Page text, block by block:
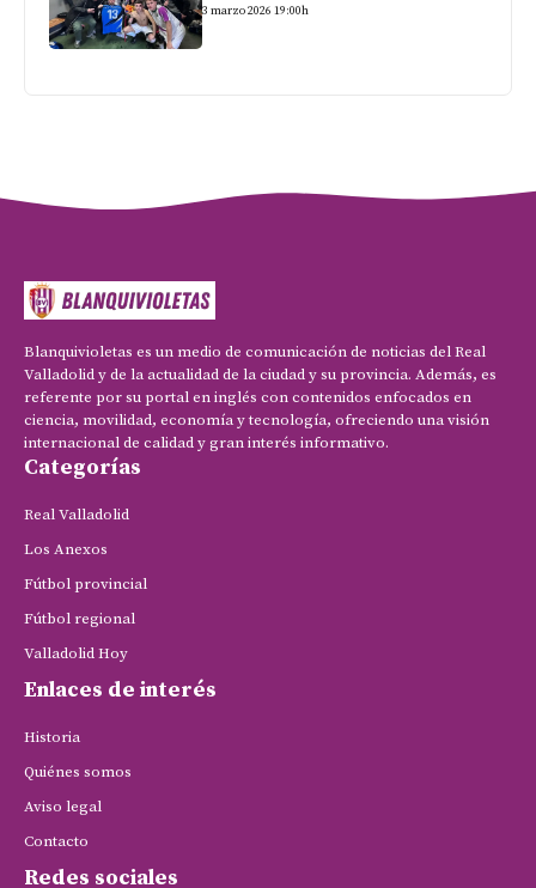
3 marzo 2026 19:00h
Blanquivioletas es un medio de comunicación de noticias del Real
Valladolid y de la actualidad de la ciudad y su provincia. Además, es
referente por su portal en inglés con contenidos enfocados en
ciencia, movilidad, economía y tecnología, ofreciendo una visión
internacional de calidad y gran interés informativo.
Categorías
Real Valladolid
Los Anexos
Fútbol provincial
Fútbol regional
Valladolid Hoy
Enlaces de interés
Historia
Quiénes somos
Aviso legal
Contacto
Redes sociales